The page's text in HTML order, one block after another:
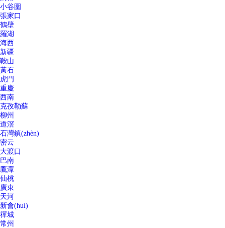
小谷圍
張家口
鶴壁
羅湖
海西
新疆
鞍山
黃石
虎門
重慶
西南
克孜勒蘇
柳州
道滘
石灣鎮(zhèn)
密云
大渡口
巴南
鷹潭
仙桃
廣東
天河
新會(huì)
禪城
常州